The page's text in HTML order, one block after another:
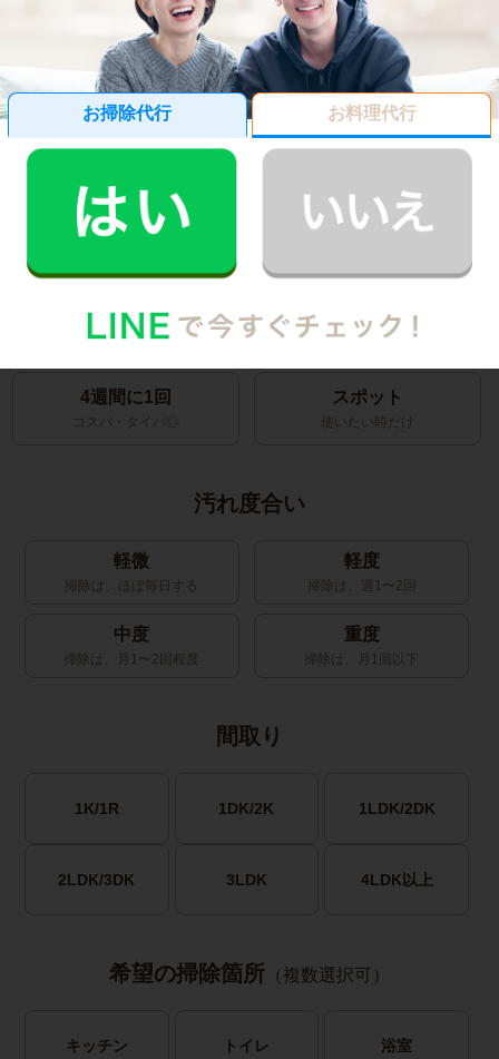
そんな方は、この料金シミュレーターで料金や必要な時間
をお見積りいただけます。
お掃除代行 お料理代行
ご利用頻度
1週間に1回
1時間から利用可能
2週間に1回
4週間に1回
コスパ・タイパ◎
スポット
使いたい時だけ
汚れ度合い
軽微
掃除は、ほぼ毎日する
軽度
掃除は、週1〜2回
中度
掃除は、月1〜2回程度
重度
掃除は、月1回以下
間取り
1K/1R 1DK/2K 1LDK/2DK
2LDK/3DK 3LDK 4LDK以上
希望の掃除箇所 （複数選択可）
キッチン トイレ 浴室